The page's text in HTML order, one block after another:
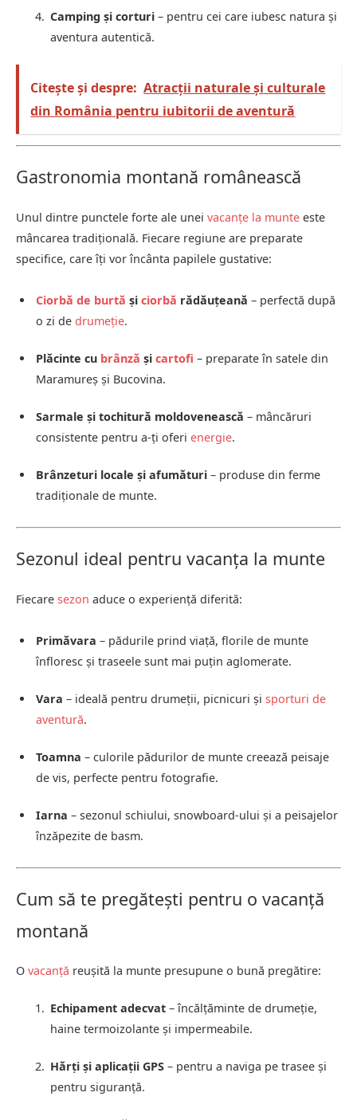
Camping și corturi – pentru cei care iubesc natura și
aventura autentică.
Citește și despre: Atracții naturale și culturale
din România pentru iubitorii de aventură
Gastronomia montană românească
Unul dintre punctele forte ale unei vacanțe la munte este
mâncarea tradițională. Fiecare regiune are preparate
specifice, care îți vor încânta papilele gustative:
Ciorbă de burtă și ciorbă rădăuțeană – perfectă după
o zi de drumeție.
Plăcinte cu brânză și cartofi – preparate în satele din
Maramureș și Bucovina.
Sarmale și tochitură moldovenească – mâncăruri
consistente pentru a-ți oferi energie.
Brânzeturi locale și afumături – produse din ferme
tradiționale de munte.
Sezonul ideal pentru vacanța la munte
Fiecare sezon aduce o experiență diferită:
Primăvara – pădurile prind viață, florile de munte
înfloresc și traseele sunt mai puțin aglomerate.
Vara – ideală pentru drumeții, picnicuri și sporturi de
aventură.
Toamna – culorile pădurilor de munte creează peisaje
de vis, perfecte pentru fotografie.
Iarna – sezonul schiului, snowboard-ului și a peisajelor
înzăpezite de basm.
Cum să te pregătești pentru o vacanță
montană
O vacanță reușită la munte presupune o bună pregătire:
Echipament adecvat – încălțăminte de drumeție,
haine termoizolante și impermeabile.
Hărți și aplicații GPS – pentru a naviga pe trasee și
pentru siguranță.